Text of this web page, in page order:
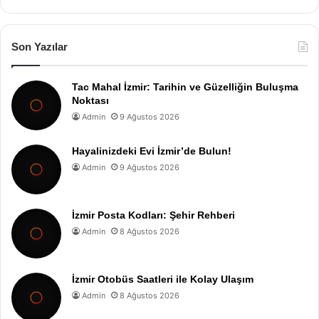
Son Yazılar
Tac Mahal İzmir: Tarihin ve Güzelliğin Buluşma
Noktası
Admin 9 Ağustos 2026
Hayalinizdeki Evi İzmir’de Bulun!
Admin 9 Ağustos 2026
İzmir Posta Kodları: Şehir Rehberi
Admin 8 Ağustos 2026
İzmir Otobüs Saatleri ile Kolay Ulaşım
Admin 8 Ağustos 2026